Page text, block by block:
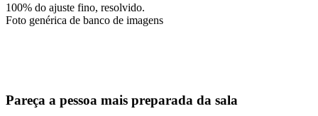
100% do ajuste fino, resolvido.
Foto genérica de banco de imagens
Pareça a pessoa mais preparada da sala